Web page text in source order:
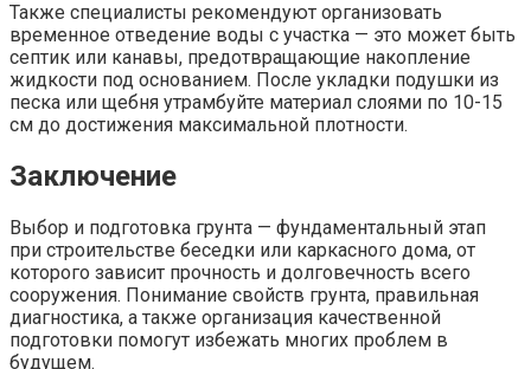
Также специалисты рекомендуют организовать
временное отведение воды с участка — это может быть
септик или канавы, предотвращающие накопление
жидкости под основанием. После укладки подушки из
песка или щебня утрамбуйте материал слоями по 10-15
см до достижения максимальной плотности.
Заключение
Выбор и подготовка грунта — фундаментальный этап
при строительстве беседки или каркасного дома, от
которого зависит прочность и долговечность всего
сооружения. Понимание свойств грунта, правильная
диагностика, а также организация качественной
подготовки помогут избежать многих проблем в
будущем.